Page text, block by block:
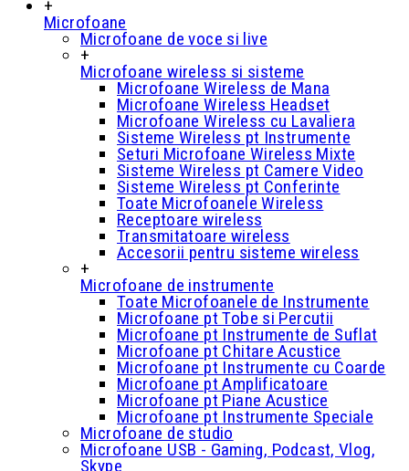
+
Microfoane
Microfoane de voce si live
+
Microfoane wireless si sisteme
Microfoane Wireless de Mana
Microfoane Wireless Headset
Microfoane Wireless cu Lavaliera
Sisteme Wireless pt Instrumente
Seturi Microfoane Wireless Mixte
Sisteme Wireless pt Camere Video
Sisteme Wireless pt Conferinte
Toate Microfoanele Wireless
Receptoare wireless
Transmitatoare wireless
Accesorii pentru sisteme wireless
+
Microfoane de instrumente
Toate Microfoanele de Instrumente
Microfoane pt Tobe si Percutii
Microfoane pt Instrumente de Suflat
Microfoane pt Chitare Acustice
Microfoane pt Instrumente cu Coarde
Microfoane pt Amplificatoare
Microfoane pt Piane Acustice
Microfoane pt Instrumente Speciale
Microfoane de studio
Microfoane USB - Gaming, Podcast, Vlog,
Skype